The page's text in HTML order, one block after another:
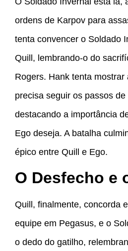
ordens de Karpov para
tenta convencer o Soldado
Quill, lembrando-o do
Rogers. Hank tenta
precisa seguir os passos de
destacando a importância
Ego deseja. A batalha
épico entre Quill e Ego.
O Desfecho e
Quill, finalmente, concorda
equipe em Pegasus, e o
o dedo do gatilho,